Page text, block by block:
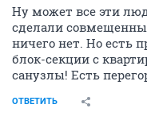
Ну может все эти
сделали
ничего нет. Но есть
блок-секции с
санузлы! Есть
ОТВЕТИТЬ